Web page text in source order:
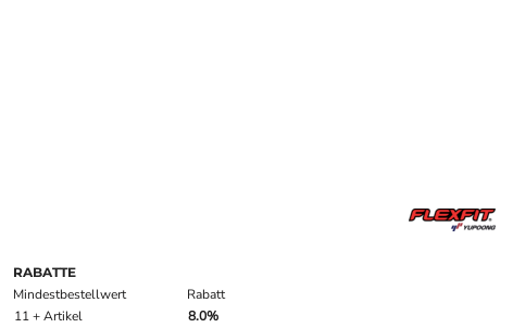
RABATTE
Mindestbestellwert
Rabatt
11 + Artikel
8.0%